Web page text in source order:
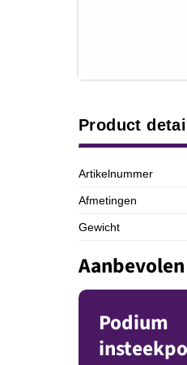
Product
Artikelnummer
Afmetingen
Gewicht
Podium